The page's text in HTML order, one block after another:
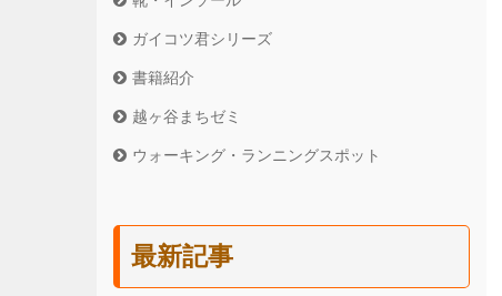
ガイコツ君シリーズ
書籍紹介
越ヶ谷まちゼミ
ウォーキング・ランニングスポット
最新記事